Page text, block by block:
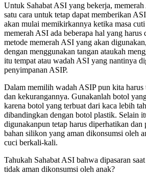
Untuk Sahabat ASI yang bekerja,
satu cara untuk tetap dapat memberikan
akan mulai memikirkannya ketika masa
memerah ASI ada beberapa hal yang harus
metode memerah ASI yang akan
dengan menggunakan tangan ataukah
itu tempat atau wadah ASI yang nantinya
penyimpanan ASIP.
Dalam memilih wadah ASIP pun kita harus
dan kekurangannya. Gunakanlah botol
karena botol yang terbuat dari kaca lebih
dibandingkan dengan botol plastik. Selain
digunakanpun tetap harus diperhatikan
bahan silikon yang aman dikonsumsi oleh
cuci berkali-kali.
Tahukah Sahabat ASI bahwa dipasaran
tidak aman dikonsumsi oleh anak?